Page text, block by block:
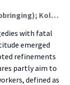
Groothoff, Richard (Safe And Healthy Upbringing); Kole, Jos; Ketner, Susan (Safe And Healthy Upbringing); Van Den Hoven, Mariëtte
with fatal
emerged
refinements
partly aim to
defined as